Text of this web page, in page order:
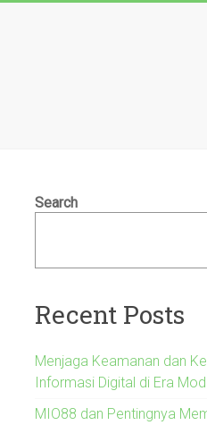
Search
Recent Posts
Menjaga Keamanan dan
Informasi Digital di Era
MIO88 dan Pentingnya